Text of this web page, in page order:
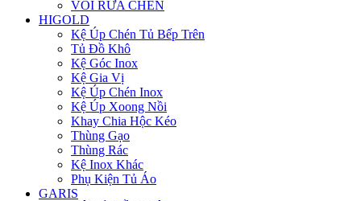
VÒI RỬA CHÉN
HIGOLD
Kệ Úp Chén Tủ Bếp Trên
Tủ Đồ Khô
Kệ Góc Inox
Kệ Gia Vị
Kệ Úp Chén Inox
Kệ Úp Xoong Nồi
Khay Chia Hộc Kéo
Thùng Gạo
Thùng Rác
Kệ Inox Khác
Phụ Kiện Tủ Áo
GARIS